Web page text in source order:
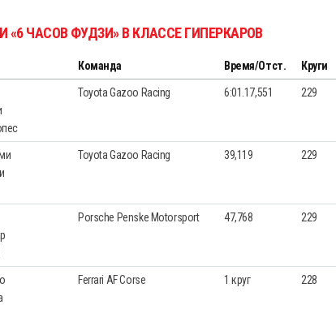
«6 ЧАСОВ ФУДЗИ» В КЛАССЕ ГИПЕРКАРОВ
Команда Время/Отст. Круги
Toyota Gazoo Racing 6:01.17,551 229
Toyota Gazoo Racing 39,119 229
Porsche Penske Motorsport 47,768 229
Ferrari AF Corse 1 круг 228